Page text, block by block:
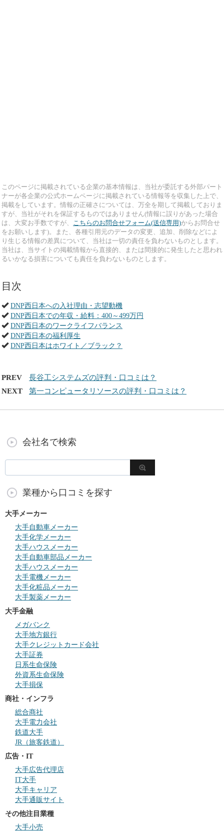
このページに掲載されている企業の基本情報は、当社が委託する外部パート
ナーが各企業の公式ホームページに掲載されている情報等を収集した上で、
掲載をしています。情報の正確さについては、万全を期して掲載しておりま
すが、当社がそれを保証するものではありません(情報に誤りがあった場合
は、大変お手数ですが、 こちらのお問合せフォーム(送信専用)からお問合せ
をお願いします)。また、各種引用元のデータの変更、追加、削除などによ
り生じる情報の差異について、当社は一切の責任を負わないものとします。
当社は、当サイトの掲載情報から直接的、または間接的に発生したと思われ
るいかなる損害についても責任を負わないものとします。
目次
DNP西日本への入社理由・志望動機
DNP西日本での年収・給料：400～499万円
DNP西日本のワークライフバランス
DNP西日本の福利厚生
DNP西日本はホワイト／ブラック？
PREV
長谷工システムズの評判・口コミは？
NEXT
第一コンピュータリソースの評判・口コミは？
会社名で検索
業種から口コミを探す
大手メーカー
大手自動車メーカー
大手化学メーカー
大手ハウスメーカー
大手自動車部品メーカー
大手ハウスメーカー
大手電機メーカー
大手化粧品メーカー
大手製薬メーカー
大手金融
メガバンク
大手地方銀行
大手クレジットカード会社
大手証券
日系生命保険
外資系生命保険
大手損保
商社・インフラ
総合商社
大手電力会社
鉄道大手
JR（旅客鉄道）
広告・IT
大手広告代理店
IT大手
大手キャリア
大手通販サイト
その他注目業種
大手小売